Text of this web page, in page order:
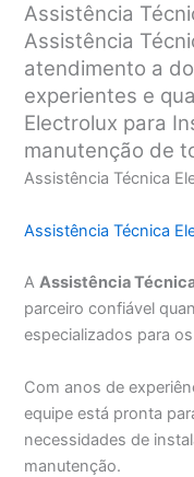
Assistência
Assistência
atendimento a
experientes e
Electrolux para
manutenção de
Assistência Técnica
Assistência Técnica
AAssistência
parceiro confiável
especializados para
Com anos de
equipe está pronta
necessidades de
manutenção.